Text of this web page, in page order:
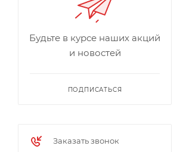
Будьте в курсе наших акций
и новостей
ПОДПИСАТЬСЯ
Заказать звонок